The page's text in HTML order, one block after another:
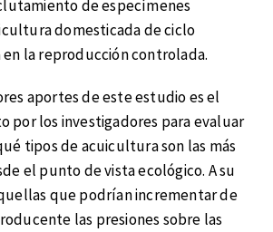
de especímenes
domesticada de ciclo
en la reproducción controlada.
aportes de este estudio es el
por los investigadores para evaluar
tipos de acuicultura son las más
el punto de vista ecológico. A su
que podrían incrementar de
las presiones sobre las